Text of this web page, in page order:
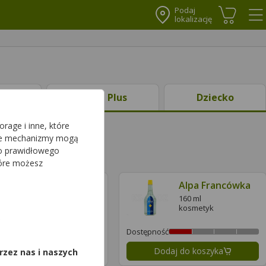
Podaj
lokalizację
Koszyk
Ciąża Plus Dziecko
do koszyka
Alpa Francówka
160 ml
kosmetyk
Dostępność
Dodaj do koszyka
i inne, które
mechanizmy mogą
prawidłowego
możesz
nas i naszych